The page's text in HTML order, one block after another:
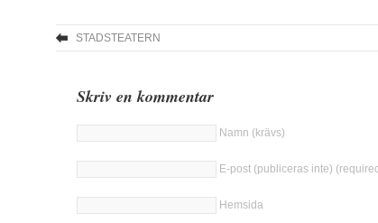
STADSTEATERN
Skriv en kommentar
Namn (krävs)
E-post (publiceras inte)
Hemsida